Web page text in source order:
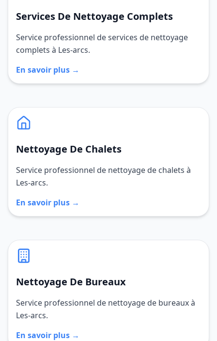
Services De Nettoyage Complets
Service professionnel de services de nettoyage
complets à Les-arcs.
En savoir plus →
Nettoyage De Chalets
Service professionnel de nettoyage de chalets à
Les-arcs.
En savoir plus →
Nettoyage De Bureaux
Service professionnel de nettoyage de bureaux à
Les-arcs.
En savoir plus →